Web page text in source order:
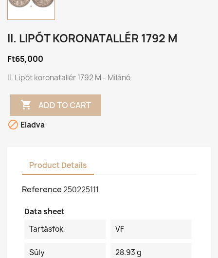
II. LIPÓT KORONATALLÉR 1792 M
Ft65,000
II. Lipót koronatallér 1792 M - Milánó
 ADD TO CART
 Eladva
Product Details
Reference250225111
Data sheet
Tartásfok
VF
Súly 28.93 g